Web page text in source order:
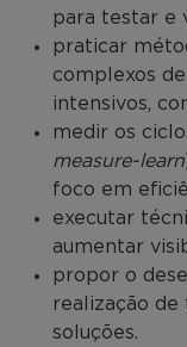
para testar e
praticar
complexos
intensivos,
medir os
measure-learn
foco em
executar
aumentar
propor o
realização
soluções.